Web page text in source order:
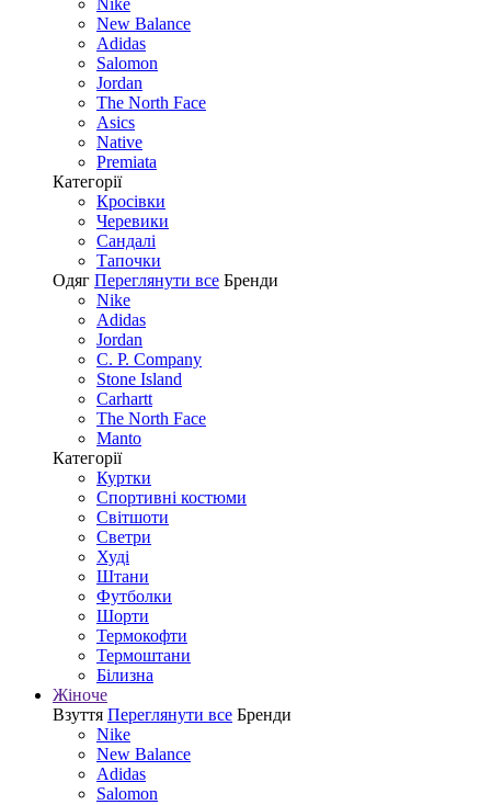
Nike
New Balance
Adidas
Salomon
Jordan
The North Face
Asics
Native
Premiata
Категорії
Кросівки
Черевики
Сандалі
Tапочки
Одяг Переглянути все Бренди
Nike
Adidas
Jordan
C. P. Company
Stone Island
Carhartt
The North Face
Manto
Категорії
Куртки
Спортивні костюми
Світшоти
Светри
Худі
Штани
Футболки
Шорти
Термокофти
Термоштани
Білизна
Жіноче
Взуття Переглянути все Бренди
Nike
New Balance
Adidas
Salomon